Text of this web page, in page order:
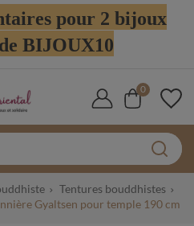
pour 2 bijoux
BIJOUX10
0
Tentures bouddhistes
Gyaltsen pour temple 190 cm